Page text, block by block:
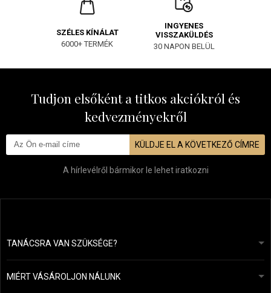
SZÉLES KÍNÁLAT
6000+ TERMÉK
INGYENES
VISSZAKÜLDÉS
30 NAPON BELÜL
Tudjon elsőként a titkos akciókról és
kedvezményekről
KÜLDJE EL A KÖVETKEZŐ CÍMRE
A hírlevélről bármikor le lehet iratkozni
TANÁCSRA VAN SZÜKSÉGE?info@mapeja.hu
24 órán belül válaszolunk.
MIÉRT VÁSÁROLJON NÁLUNK
Általános szerződési feltételek (ÁSZF)
Személyes adatok védelme
A mi történetünk